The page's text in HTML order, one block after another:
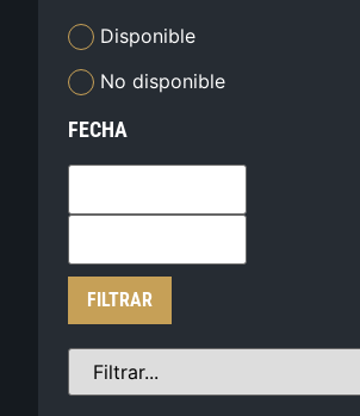
Disponible
No disponible
FECHA
FILTRAR